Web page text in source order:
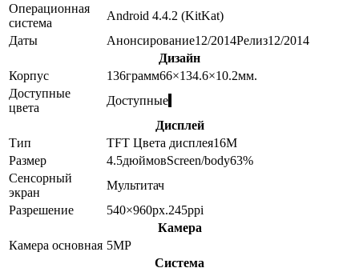
Операционная
система
Android 4.4.2 (KitKat)
Даты
Анонсирование12/2014Релиз12/2014
Дизайн
Корпус
136грамм66×134.6×10.2мм.
Доступные
цвета
Доступные
Дисплей
Тип
TFT Цвета дисплея16M
Размер
4.5дюймовScreen/body63%
Сенсорный
экран
Мультитач
Разрешение
540×960px.245ppi
Камера
Камера основная 5MP
Система